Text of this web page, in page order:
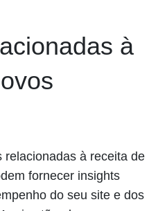
à
relacionadas à receita de
fornecer insights
do seu site e dos